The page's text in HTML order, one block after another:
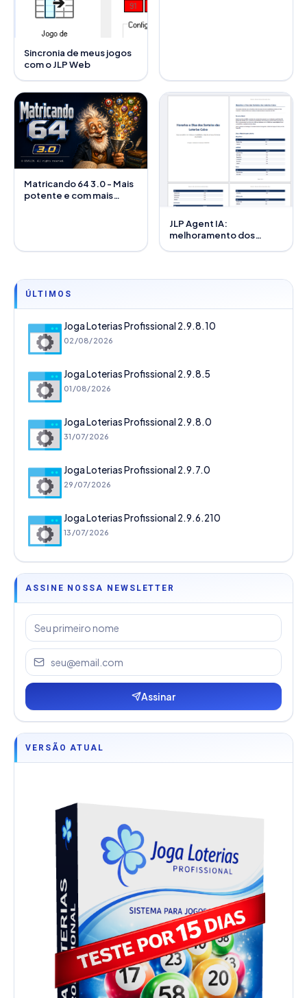
Sincronia de meus jogos
com o JLP Web
Matricando 64 3.0 - Mais
potente e com mais
JLP Agent IA:
melhoramento dos
ÚLTIMOS
Joga Loterias Profissional 2.9.8.10
02/08/2026
Joga Loterias Profissional 2.9.8.5
01/08/2026
Joga Loterias Profissional 2.9.8.0
31/07/2026
Joga Loterias Profissional 2.9.7.0
29/07/2026
Joga Loterias Profissional 2.9.6.210
13/07/2026
ASSINE NOSSA NEWSLETTER
Assinar
VERSÃO ATUAL